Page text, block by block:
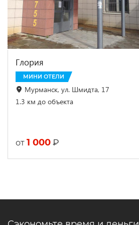
Глория
МИНИ ОТЕЛИ
Мурманск, ул. Шмидта, 17
1.3 км до объекта
от 1 000 ₽